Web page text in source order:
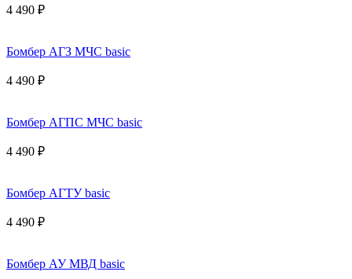
4 490 ₽
Бомбер АГЗ МЧС basic
4 490 ₽
Бомбер АГПС МЧС basic
4 490 ₽
Бомбер АГТУ basic
4 490 ₽
Бомбер АУ МВД basic